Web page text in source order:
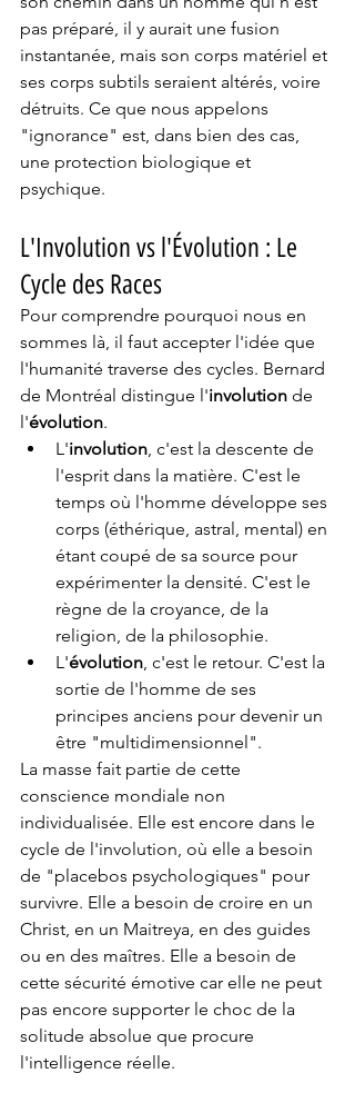
pas préparé, il y aurait une fusion
instantanée, mais son corps matériel et
ses corps subtils seraient altérés, voire
détruits. Ce que nous appelons
"ignorance" est, dans bien des cas,
une protection biologique et
psychique.
L'Involution vs l'Évolution : Le
Cycle des Races
Pour comprendre pourquoi nous en
sommes là, il faut accepter l'idée que
l'humanité traverse des cycles. Bernard
de Montréal distingue l'involution de
l'évolution.
L'involution , c'est la descente de
l'esprit dans la matière. C'est le
temps où l'homme développe ses
corps (éthérique, astral, mental) en
étant coupé de sa source pour
expérimenter la densité. C'est le
règne de la croyance, de la
religion, de la philosophie.
L'évolution , c'est le retour. C'est la
sortie de l'homme de ses
principes anciens pour devenir un
être "multidimensionnel".
La masse fait partie de cette
conscience mondiale non
individualisée. Elle est encore dans le
cycle de l'involution, où elle a besoin
de "placebos psychologiques" pour
survivre. Elle a besoin de croire en un
Christ, en un Maitreya, en des guides
ou en des maîtres. Elle a besoin de
cette sécurité émotive car elle ne peut
pas encore supporter le choc de la
solitude absolue que procure
l'intelligence réelle.